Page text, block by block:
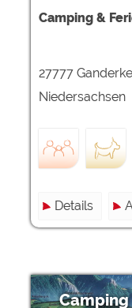
Camping &
27777
Niedersachsen
Details
Camping